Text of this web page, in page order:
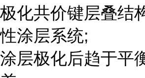
极化共价键层叠结
性涂层系统;
涂层极化后趋于平